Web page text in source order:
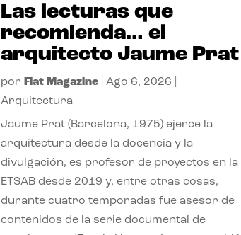
Las lecturas que
recomienda… el
arquitecto Jaume Prat
por Flat Magazine |Ago 6, 2026
Arquitectura
Jaume Prat (Barcelona, 1975) ejerce la
arquitectura desde la docencia y la
divulgación, es profesor de proyectos en la
ETSAB desde 2019 y, entre otras cosas,
durante cuatro temporadas fue asesor de
contenidos de la serie documental de